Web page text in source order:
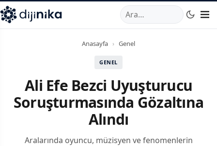
,Marmara Mahallesi,Beylikdüzü34520TRTelefon:0850
Anasayfa › Genel
GENEL
Ali Efe Bezci Uyuşturucu
Soruşturmasında Gözaltına
Alındı
Aralarında oyuncu, müzisyen ve fenomenlerin